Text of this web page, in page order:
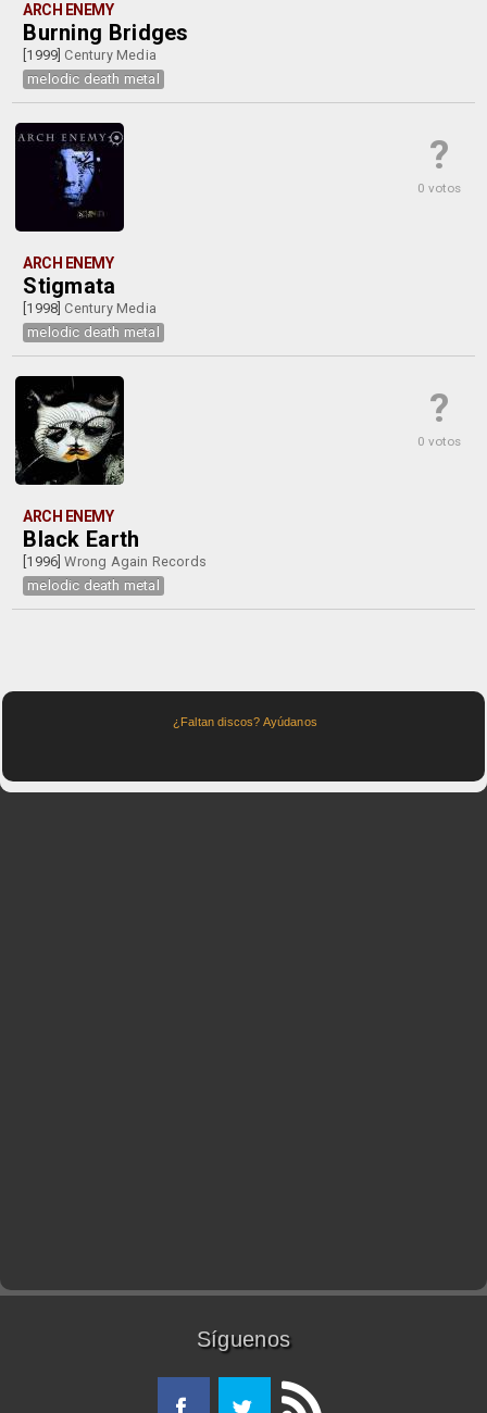
ARCH ENEMY
Burning Bridges
[1999] Century Media
melodic death metal
?
0 votos
ARCH ENEMY
Stigmata
[1998] Century Media
melodic death metal
?
0 votos
ARCH ENEMY
Black Earth
[1996]Wrong Again Records
melodic death metal
¿Faltan discos? Ayúdanos
Síguenos